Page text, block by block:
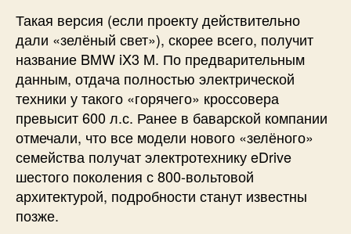
Такая версия (если проекту действительно
дали «зелёный свет»), скорее всего, получит
название BMW iX3 M. По предварительным
данным, отдача полностью электрической
техники у такого «горячего» кроссовера
превысит 600 л.с. Ранее в баварской компании
отмечали, что все модели нового «зелёного»
семейства получат электротехнику eDrive
шестого поколения с 800-вольтовой
архитектурой, подробности станут известны
позже.